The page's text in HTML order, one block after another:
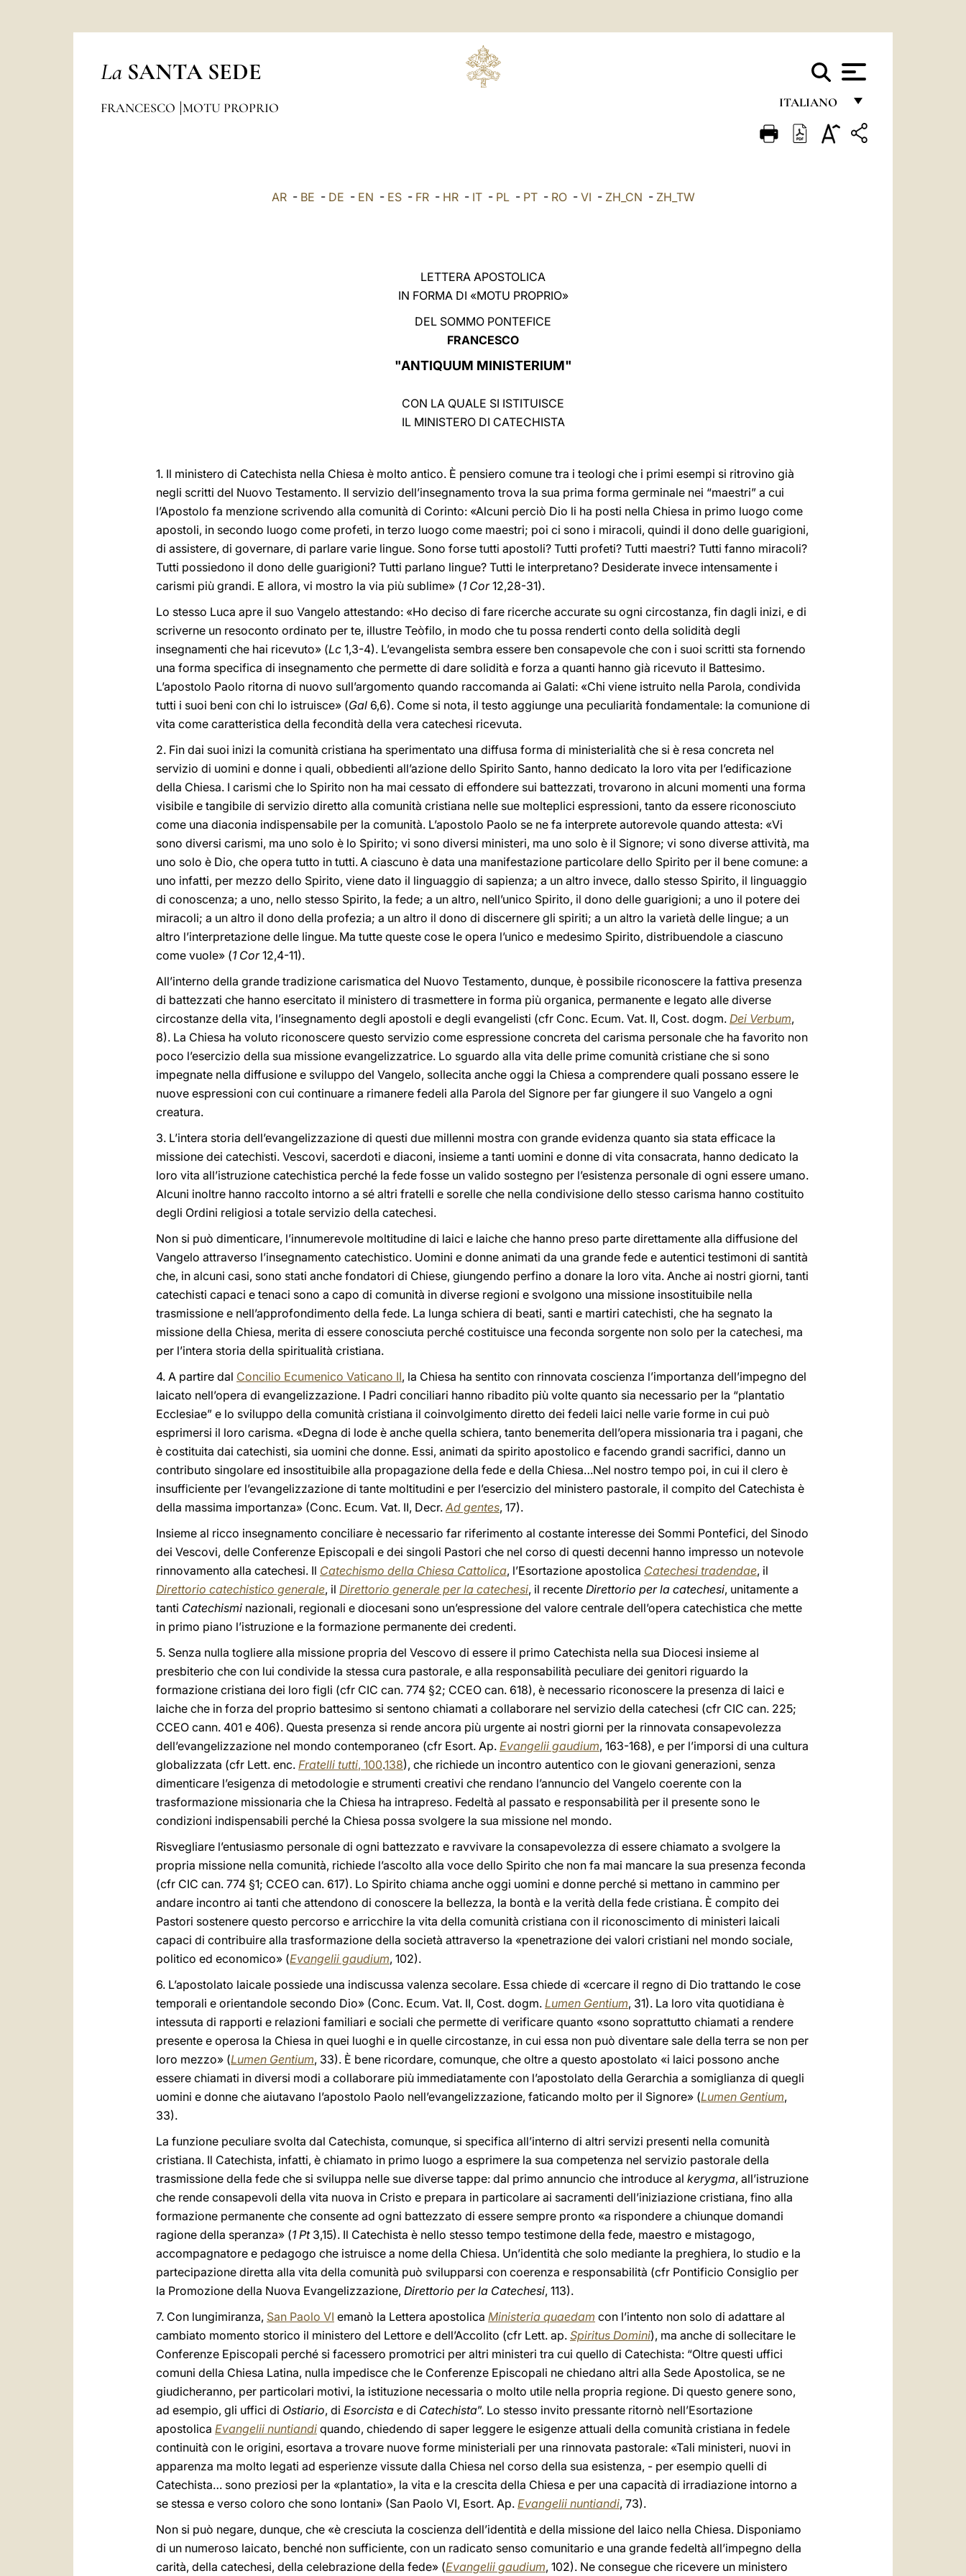
La SANTA SEDE
ITALIANO
FRANÇAIS
FRANCESCO MOTU PROPRIO
AR- BE - DE - EN - ES- FR- HR- IT- PL- PT- RO- VI - ZH_CN - ZH_TW
LETTERA APOSTOLICA
IN FORMA DI «MOTU PROPRIO»
DEL SOMMO PONTEFICE
FRANCESCO
"ANTIQUUM MINISTERIUM"
CON LA QUALE SI ISTITUISCE
IL MINISTERO DI CATECHISTA
1. Il ministero di Catechista nella Chiesa è molto antico. È pensiero comune tra i teologi che i primi esempi si ritrovino già
negli scritti del Nuovo Testamento. Il servizio dell’insegnamento trova la sua prima forma germinale nei “maestri” a cui
l’Apostolo fa menzione scrivendo alla comunità di Corinto: «Alcuni perciò Dio li ha posti nella Chiesa in primo luogo come
apostoli, in secondo luogo come profeti, in terzo luogo come maestri; poi ci sono i miracoli, quindi il dono delle guarigioni,
di assistere, di governare, di parlare varie lingue. Sono forse tutti apostoli? Tutti profeti? Tutti maestri? Tutti fanno miracoli?
Tutti possiedono il dono delle guarigioni? Tutti parlano lingue? Tutti le interpretano? Desiderate invece intensamente i
carismi più grandi. E allora, vi mostro la via più sublime» (1 Cor12,28-31).
Lo stesso Luca apre il suo Vangelo attestando: «Ho deciso di fare ricerche accurate su ogni circostanza, fin dagli inizi, e di
scriverne un resoconto ordinato per te, illustre Teòfilo, in modo che tu possa renderti conto della solidità degli
insegnamenti che hai ricevuto» (Lc 1,3-4). L’evangelista sembra essere ben consapevole che con i suoi scritti sta fornendo
una forma specifica di insegnamento che permette di dare solidità e forza a quanti hanno già ricevuto il Battesimo.
L’apostolo Paolo ritorna di nuovo sull’argomento quando raccomanda ai Galati: «Chi viene istruito nella Parola, condivida
tutti i suoi beni con chi lo istruisce» (Gal 6,6). Come si nota, il testo aggiunge una peculiarità fondamentale: la comunione di
vita come caratteristica della fecondità della vera catechesi ricevuta.
2. Fin dai suoi inizi la comunità cristiana ha sperimentato una diffusa forma di ministerialità che si è resa concreta nel
servizio di uomini e donne i quali, obbedienti all’azione dello Spirito Santo, hanno dedicato la loro vita per l’edificazione
della Chiesa. I carismi che lo Spirito non ha mai cessato di effondere sui battezzati, trovarono in alcuni momenti una forma
visibile e tangibile di servizio diretto alla comunità cristiana nelle sue molteplici espressioni, tanto da essere riconosciuto
come una diaconia indispensabile per la comunità. L’apostolo Paolo se ne fa interprete autorevole quando attesta: «Vi
sono diversi carismi, ma uno solo è lo Spirito; vi sono diversi ministeri, ma uno solo è il Signore; vi sono diverse attività, ma
uno solo è Dio, che opera tutto in tutti.A ciascuno è data una manifestazione particolare dello Spirito per il bene comune: a
uno infatti, per mezzo dello Spirito, viene dato il linguaggio di sapienza; a un altro invece, dallo stesso Spirito, il linguaggio
di conoscenza; a uno, nello stesso Spirito, la fede; a un altro, nell’unico Spirito, il dono delle guarigioni; a uno il potere dei
miracoli; a un altro il dono della profezia; a un altro il dono di discernere gli spiriti; a un altro la varietà delle lingue; a un
altro l’interpretazione delle lingue. Ma tutte queste cose le opera l’unico e medesimo Spirito, distribuendole a ciascuno
come vuole» (1 Cor12,4-11).
All’interno della grande tradizione carismatica del Nuovo Testamento, dunque, è possibile riconoscere la fattiva presenza
di battezzati che hanno esercitato il ministero di trasmettere in forma più organica, permanente e legato alle diverse
circostanze della vita, l’insegnamento degli apostoli e degli evangelisti (cfr Conc. Ecum. Vat. II, Cost. dogm. Dei Verbum,
8). La Chiesa ha voluto riconoscere questo servizio come espressione concreta del carisma personale che ha favorito non
poco l’esercizio della sua missione evangelizzatrice. Lo sguardo alla vita delle prime comunità cristiane che si sono
impegnate nella diffusione e sviluppo del Vangelo, sollecita anche oggi la Chiesa a comprendere quali possano essere le
nuove espressioni con cui continuare a rimanere fedeli alla Parola del Signore per far giungere il suo Vangelo a ogni
creatura.
3. L’intera storia dell’evangelizzazione di questi due millenni mostra con grande evidenza quanto sia stata efficace la
missione dei catechisti. Vescovi, sacerdoti e diaconi, insieme a tanti uomini e donne di vita consacrata, hanno dedicato la
loro vita all’istruzione catechistica perché la fede fosse un valido sostegno per l’esistenza personale di ogni essere umano.
Alcuni inoltre hanno raccolto intorno a sé altri fratelli e sorelle che nella condivisione dello stesso carisma hanno costituito
degli Ordini religiosi a totale servizio della catechesi.
Non si può dimenticare, l’innumerevole moltitudine di laici e laiche che hanno preso parte direttamente alla diffusione del
Vangelo attraverso l’insegnamento catechistico. Uomini e donne animati da una grande fede e autentici testimoni di santità
che, in alcuni casi, sono stati anche fondatori di Chiese, giungendo perfino a donare la loro vita. Anche ai nostri giorni, tanti
catechisti capaci e tenaci sono a capo di comunità in diverse regioni e svolgono una missione insostituibile nella
trasmissione e nell’approfondimento della fede. La lunga schiera di beati, santi e martiri catechisti, che ha segnato la
missione della Chiesa, merita di essere conosciuta perché costituisce una feconda sorgente non solo per la catechesi, ma
per l’intera storia della spiritualità cristiana.
4. A partire dal Concilio Ecumenico Vaticano II, la Chiesa ha sentito con rinnovata coscienza l’importanza dell’impegno del
laicato nell’opera di evangelizzazione. I Padri conciliari hanno ribadito più volte quanto sia necessario per la “plantatio
Ecclesiae” e lo sviluppo della comunità cristiana il coinvolgimento diretto dei fedeli laici nelle varie forme in cui può
esprimersi il loro carisma. «Degna di lode è anche quella schiera, tanto benemerita dell’opera missionaria tra i pagani, che
è costituita dai catechisti, sia uomini che donne. Essi, animati da spirito apostolico e facendo grandi sacrifici, danno un
contributo singolare ed insostituibile alla propagazione della fede e della Chiesa…Nel nostro tempo poi, in cui il clero è
insufficiente per l’evangelizzazione di tante moltitudini e per l’esercizio del ministero pastorale, il compito del Catechista è
della massima importanza» (Conc. Ecum. Vat. II, Decr. Ad gentes, 17).
Insieme al ricco insegnamento conciliare è necessario far riferimento al costante interesse dei Sommi Pontefici, del Sinodo
dei Vescovi, delle Conferenze Episcopali e dei singoli Pastori che nel corso di questi decenni hanno impresso un notevole
rinnovamento alla catechesi. Il Catechismo della Chiesa Cattolica, l’Esortazione apostolica Catechesi tradendae, il
Direttorio catechistico generale, il Direttorio generale per la catechesi, il recente Direttorio per la catechesi, unitamente a
tanti Catechismi nazionali, regionali e diocesani sono un’espressione del valore centrale dell’opera catechistica che mette
in primo piano l’istruzione e la formazione permanente dei credenti.
5. Senza nulla togliere alla missione propria del Vescovo di essere il primo Catechista nella sua Diocesi insieme al
presbiterio che con lui condivide la stessa cura pastorale, e alla responsabilità peculiare dei genitori riguardo la
formazione cristiana dei loro figli (cfr CIC can. 774 §2; CCEO can. 618), è necessario riconoscere la presenza di laici e
laiche che in forza del proprio battesimo si sentono chiamati a collaborare nel servizio della catechesi (cfr CIC can. 225;
CCEO cann. 401 e 406). Questa presenza si rende ancora più urgente ai nostri giorni per la rinnovata consapevolezza
dell’evangelizzazione nel mondo contemporaneo (cfr Esort. Ap. Evangelii gaudium, 163-168), e per l’imporsi di una cultura
globalizzata (cfr Lett. enc. Fratelli tutti, 100.138), che richiede un incontro autentico con le giovani generazioni, senza
dimenticare l’esigenza di metodologie e strumenti creativi che rendano l’annuncio del Vangelo coerente con la
trasformazione missionaria che la Chiesa ha intrapreso. Fedeltà al passato e responsabilità per il presente sono le
condizioni indispensabili perché la Chiesa possa svolgere la sua missione nel mondo.
Risvegliare l’entusiasmo personale di ogni battezzato e ravvivare la consapevolezza di essere chiamato a svolgere la
propria missione nella comunità, richiede l’ascolto alla voce dello Spirito che non fa mai mancare la sua presenza feconda
(cfr CIC can. 774 §1; CCEO can. 617). Lo Spirito chiama anche oggi uomini e donne perché si mettano in cammino per
andare incontro ai tanti che attendono di conoscere la bellezza, la bontà e la verità della fede cristiana. È compito dei
Pastori sostenere questo percorso e arricchire la vita della comunità cristiana con il riconoscimento di ministeri laicali
capaci di contribuire alla trasformazione della società attraverso la «penetrazione dei valori cristiani nel mondo sociale,
politico ed economico» (Evangelii gaudium, 102).
6. L’apostolato laicale possiede una indiscussa valenza secolare. Essa chiede di «cercare il regno di Dio trattando le cose
temporali e orientandole secondo Dio» (Conc. Ecum. Vat. II, Cost. dogm. Lumen Gentium, 31). La loro vita quotidiana è
intessuta di rapporti e relazioni familiari e sociali che permette di verificare quanto «sono soprattutto chiamati a rendere
presente e operosa la Chiesa in quei luoghi e in quelle circostanze, in cui essa non può diventare sale della terra se non per
loro mezzo» (Lumen Gentium, 33). È bene ricordare, comunque, che oltre a questo apostolato «i laici possono anche
essere chiamati in diversi modi a collaborare più immediatamente con l’apostolato della Gerarchia a somiglianza di quegli
uomini e donne che aiutavano l’apostolo Paolo nell’evangelizzazione, faticando molto per il Signore» (Lumen Gentium,
33).
La funzione peculiare svolta dal Catechista, comunque, si specifica all’interno di altri servizi presenti nella comunità
cristiana. Il Catechista, infatti, è chiamato in primo luogo a esprimere la sua competenza nel servizio pastorale della
trasmissione della fede che si sviluppa nelle sue diverse tappe: dal primo annuncio che introduce al kerygma, all’istruzione
che rende consapevoli della vita nuova in Cristo e prepara in particolare ai sacramenti dell’iniziazione cristiana, fino alla
formazione permanente che consente ad ogni battezzato di essere sempre pronto «a rispondere a chiunque domandi
ragione della speranza» (1 Pt 3,15). Il Catechista è nello stesso tempo testimone della fede, maestro e mistagogo,
accompagnatore e pedagogo che istruisce a nome della Chiesa. Un’identità che solo mediante la preghiera, lo studio e la
partecipazione diretta alla vita della comunità può svilupparsi con coerenza e responsabilità (cfr Pontificio Consiglio per
la Promozione della Nuova Evangelizzazione, Direttorio per la Catechesi, 113).
7. Con lungimiranza, San Paolo VI emanò la Lettera apostolica Ministeria quaedam con l’intento non solo di adattare al
cambiato momento storico il ministero del Lettore e dell’Accolito (cfr Lett. ap. Spiritus Domini), ma anche di sollecitare le
Conferenze Episcopali perché si facessero promotrici per altri ministeri tra cui quello di Catechista: “Oltre questi uffici
comuni della Chiesa Latina, nulla impedisce che le Conferenze Episcopali ne chiedano altri alla Sede Apostolica, se ne
giudicheranno, per particolari motivi, la istituzione necessaria o molto utile nella propria regione. Di questo genere sono,
ad esempio, gli uffici di Ostiario, di Esorcista e di Catechista”. Lo stesso invito pressante ritornò nell’Esortazione
apostolica Evangelii nuntiandi quando, chiedendo di saper leggere le esigenze attuali della comunità cristiana in fedele
continuità con le origini, esortava a trovare nuove forme ministeriali per una rinnovata pastorale: «Tali ministeri, nuovi in
apparenza ma molto legati ad esperienze vissute dalla Chiesa nel corso della sua esistenza, - per esempio quelli di
Catechista… sono preziosi per la «plantatio», la vita e la crescita della Chiesa e per una capacità di irradiazione intorno a
se stessa e verso coloro che sono lontani» (San Paolo VI, Esort. Ap. Evangelii nuntiandi, 73).
Non si può negare, dunque, che «è cresciuta la coscienza dell’identità e della missione del laico nella Chiesa. Disponiamo
di un numeroso laicato, benché non sufficiente, con un radicato senso comunitario e una grande fedeltà all’impegno della
carità, della catechesi, della celebrazione della fede» (Evangelii gaudium, 102). Ne consegue che ricevere un ministero